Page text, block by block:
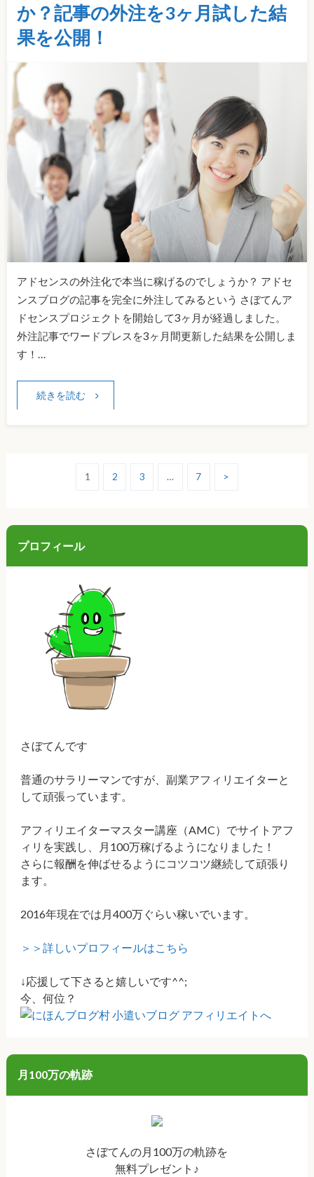
か？記事の外注を3ヶ月試した結
果を公開！
アドセンスの外注化で本当に稼げるのでしょうか？ アドセ
ンスブログの記事を完全に外注してみるという さぼてんア
ドセンスプロジェクトを開始して3ヶ月が経過しました。
外注記事でワードプレスを3ヶ月間更新した結果を公開しま
す！…
続きを読む
1 2 3 … 7 >
プロフィール
さぼてんです
普通のサラリーマンですが、副業アフィリエイターと
して頑張っています。
アフィリエイターマスター講座（AMC）でサイトアフ
ィリを実践し、月100万稼げるようになりました！
さらに報酬を伸ばせるようにコツコツ継続して頑張り
ます。
2016年現在では月400万ぐらい稼いでいます。
＞＞詳しいプロフィールはこちら
↓応援して下さると嬉しいです^^;
今、何位？
月100万の軌跡
さぼてんの月100万の軌跡を
無料プレゼント♪